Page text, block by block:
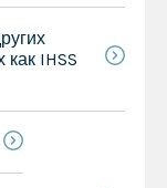
как IHSS